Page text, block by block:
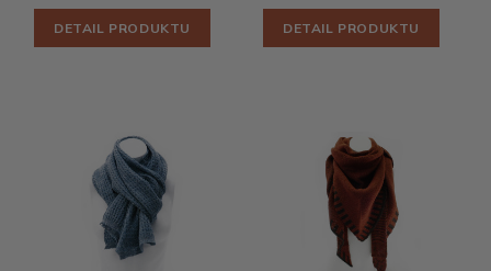
DETAIL PRODUKTU DETAIL PRODUKTU